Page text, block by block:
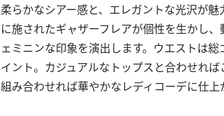
柔らかなシアー感と、エレガントな光沢が
に施されたギャザーフレアが個性を生かし
ェミニンな印象を演出します。ウエストは
イント。カジュアルなトップスと合わせれ
組み合わせれば華やかなレディコーデに仕上